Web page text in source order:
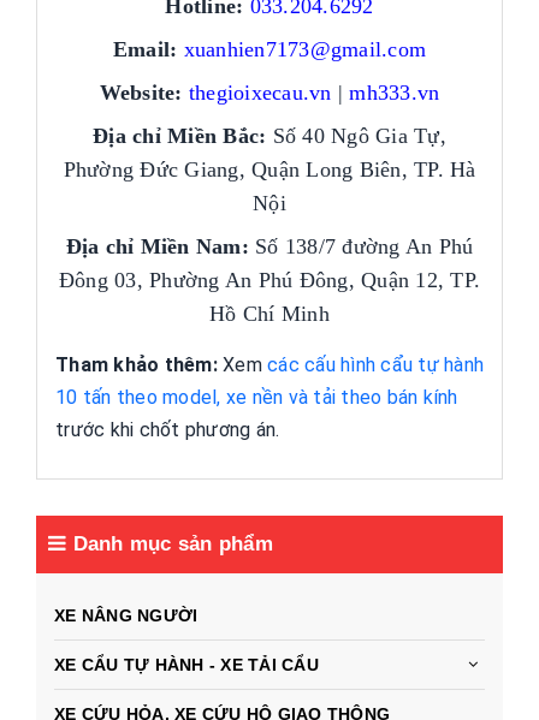
Hotline: 033.204.6292
Email: xuanhien7173@gmail.com
Website: thegioixecau.vn |mh333.vn
Địa chỉ Miền Bắc: Số 40 Ngô Gia Tự,
Phường Đức Giang, Quận Long Biên, TP. Hà
Nội
Địa chỉ Miền Nam: Số 138/7 đường An Phú
Đông 03, Phường An Phú Đông, Quận 12, TP.
Hồ Chí Minh
Tham khảo thêm:Xem các cấu hình cẩu tự hành
10 tấn theo model, xe nền và tải theo bán kính
trước khi chốt phương án.
Danh mục sản phẩm
XE NÂNG NGƯỜI
XE CẨU TỰ HÀNH - XE TẢI CẨU
XE CỨU HỎA, XE CỨU HỘ GIAO THÔNG